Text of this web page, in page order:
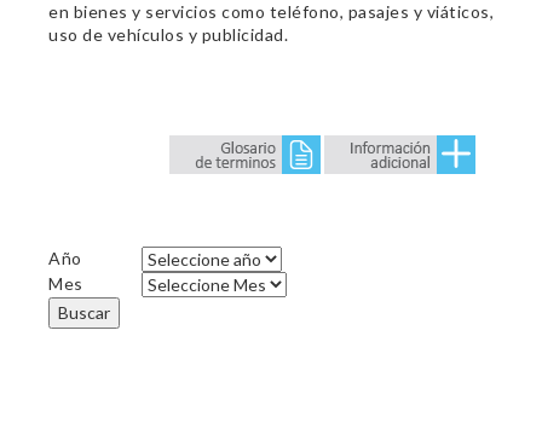
en bienes y servicios como teléfono, pasajes y viáticos,
uso de vehículos y publicidad.
Año
Mes
Buscar